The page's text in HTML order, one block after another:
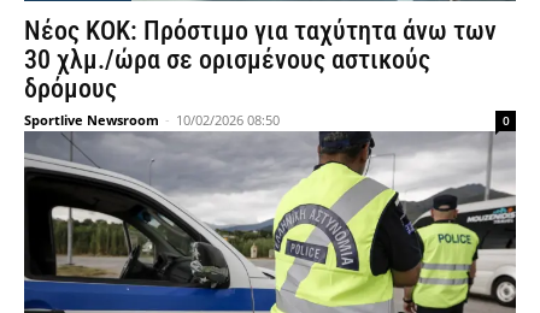
Νέος ΚΟΚ: Πρόστιμο για ταχύτητα άνω των
30 χλμ./ώρα σε ορισμένους αστικούς
δρόμους
Sportlive Newsroom - 10/02/2026 08:50 0